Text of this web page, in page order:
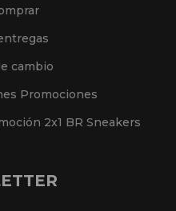
cambio
Promociones
2x1 BR Sneakers